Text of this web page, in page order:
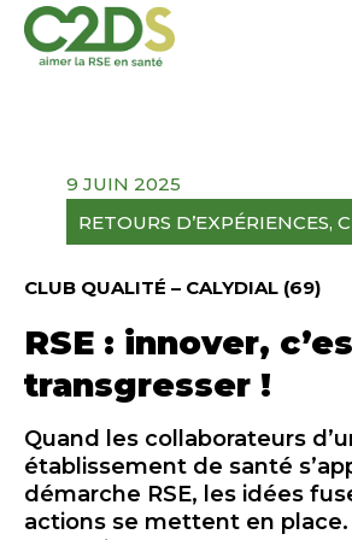
Aller
contenu
9 JUIN 2025
RETOURS D’EXPÉRIENCES,
CLUB QUALITÉ – CALYDIAL (69)
RSE : innover,
transgresser !
Quand les collaborateurs
établissement de santé
démarche RSE, les idées
actions se mettent en place.